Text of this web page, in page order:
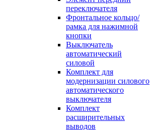
переключателя
Фронтальное кольцо/
рамка для нажимной
кнопки
Выключатель
автоматический
силовой
Комплект для
модернизации силового
автоматического
выключателя
Комплект
расширительных
выводов